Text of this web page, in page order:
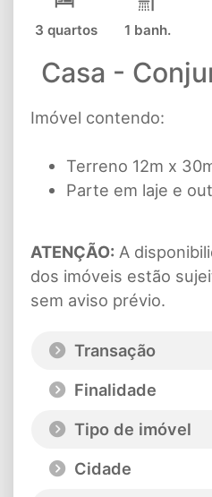
3 quartos 1 banh.
Casa -
Imóvel contendo:
Terreno 12m x
Parte em laje e
ATENÇÃO: A
dos imóveis estão
sem aviso prévio.
Transação
Finalidade
Tipo de imóvel
Cidade